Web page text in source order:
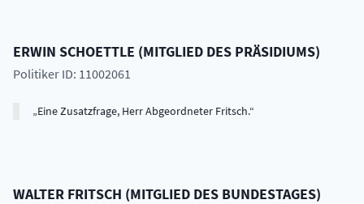
ERWIN SCHOETTLE (MITGLIED DES PRÄSIDIUMS)
Politiker ID: 11002061
Eine Zusatzfrage, Herr Abgeordneter Fritsch.
WALTER FRITSCH (MITGLIED DES BUNDESTAGES)